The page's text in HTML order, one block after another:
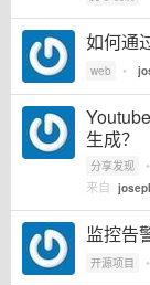
如何通
web •
生成？
分享发现 •
来自
监控告
开源项目 •